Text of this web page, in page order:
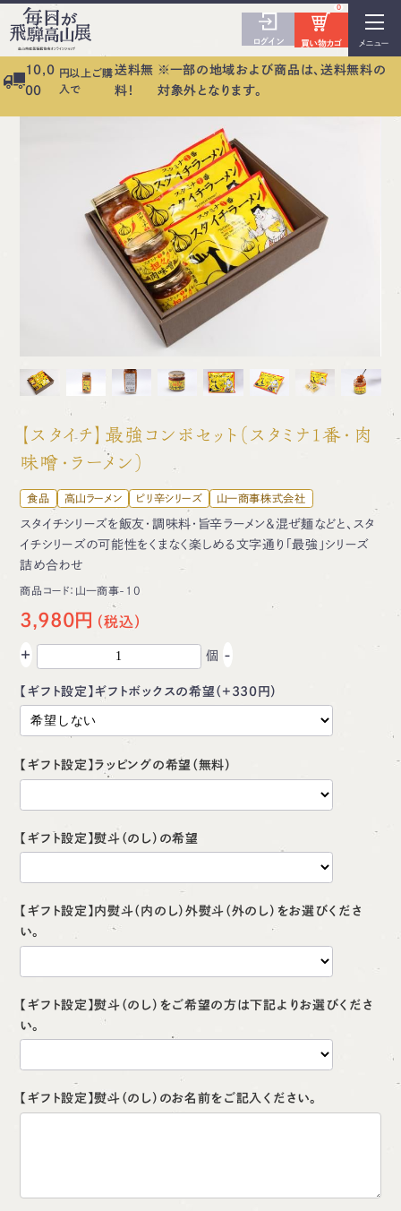
メニュー
ログイン 買い物カゴ
0
10,0
00
円以上ご購
入で
送料無
料！
※一部の地域および商品は、送料無料の
対象外となります。
【スタイチ】最強コンボセット（スタミナ1番・肉
味噌・ラーメン）
食品 高山ラーメン ピリ辛シリーズ 山一商事株式会社
スタイチシリーズを飯友・調味料・旨辛ラーメン＆混ぜ麺などと、スタ
イチシリーズの可能性をくまなく楽しめる文字通り「最強」シリーズ
詰め合わせ
商品コード： 山一商事-10
3,980円
+ 個 -
【ギフト設定】ギフトボックスの希望（+330円）
【ギフト設定】ラッピングの希望（無料）
【ギフト設定】熨斗（のし）の希望
【ギフト設定】内熨斗（内のし）外熨斗（外のし）をお選びくださ
い。
【ギフト設定】熨斗（のし）をご希望の方は下記よりお選びくださ
い。
【ギフト設定】熨斗（のし）のお名前をご記入ください。